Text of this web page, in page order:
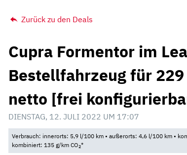
Zurück zu den Deals
Cupra Formentor im
Bestellfahrzeug für
netto [frei
DIENSTAG, 12. JULI 2022 UM 17:07
Verbrauch: innerorts: 5,9 l/100 km • außerorts: 4,6 l/100 km •
kombiniert: 135 g/km CO2*